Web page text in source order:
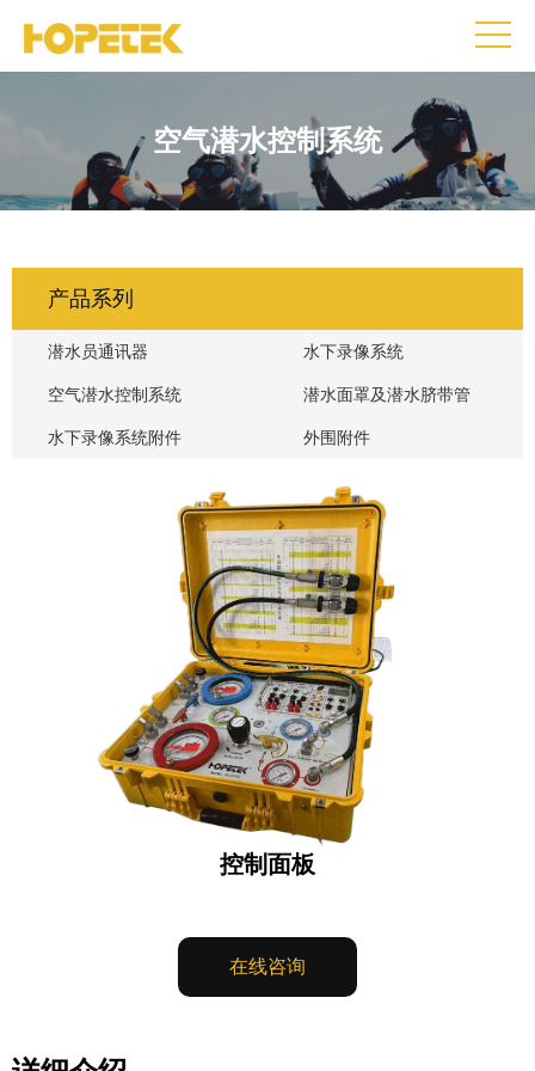
空气潜水控制系统
产品系列
潜水员通讯器 水下录像系统
空气潜水控制系统 潜水面罩及潜水脐带管
水下录像系统附件 外围附件
控制面板
在线咨询